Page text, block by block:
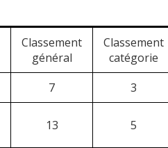
Classement
général
Classement
catégorie
7
3
13 5